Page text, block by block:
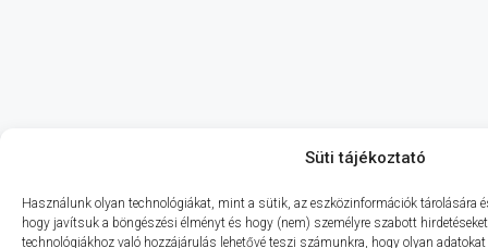
Süti tájékoztató
Használunk olyan technológiákat, mint a sütik, az eszközinformációk tárolására
hogy javítsuk a böngészési élményt és hogy (nem) személyre szabott
technológiákhoz való hozzájárulás lehetővé teszi számunkra, hogy olyan